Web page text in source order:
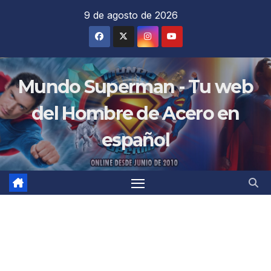
9 de agosto de 2026
Mundo Superman - Tu web
del Hombre de Acero en
español